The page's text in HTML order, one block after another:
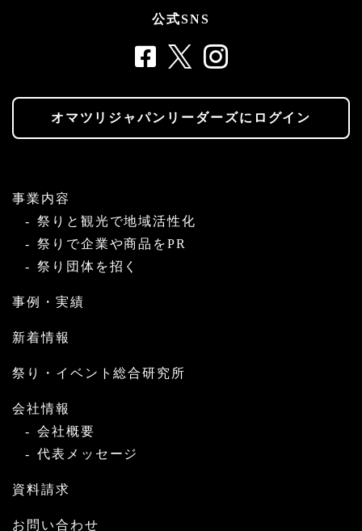
公式SNS
オマツリジャパンリーダーズにログイン
事業内容
祭りと観光で地域活性化
祭りで企業や商品をPR
祭り団体を招く
事例・実績
新着情報
祭り・イベント総合研究所
会社情報
会社概要
代表メッセージ
資料請求
お問い合わせ